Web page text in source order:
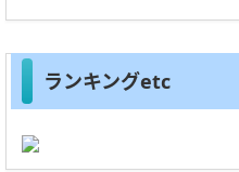
ランキングetc